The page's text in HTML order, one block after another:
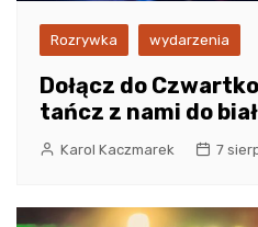
Rozrywka wydarzenia
Dołącz do
tańcz z nami do
Karol Kaczmarek 7